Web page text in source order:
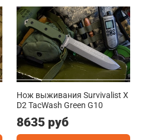
Нож выживания Survivalist X
D2 TacWash Green G10
8635 руб